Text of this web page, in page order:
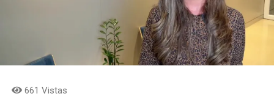
Finalmente, los invito para que, como colombianos, nos
unamos para rescatar el país y construir la Patria
Milagro; aquí no solo luchamos por un cambio de
Gobierno, sino por un cambio en la forma de gobernar;
Presidente Abelardo, aquí no hay vencedores ni
Por eso, antes de firmar, escuchamos. Setenta y siete
actores del ecosistema turístico: empresarios, gobiernos
municipales, gremios, academia y sociedad civil. todos
coincidieron en algo: el turismo solo se consolida
responsabilidad. Cada municipio ha desarrollado una
661 Vistas